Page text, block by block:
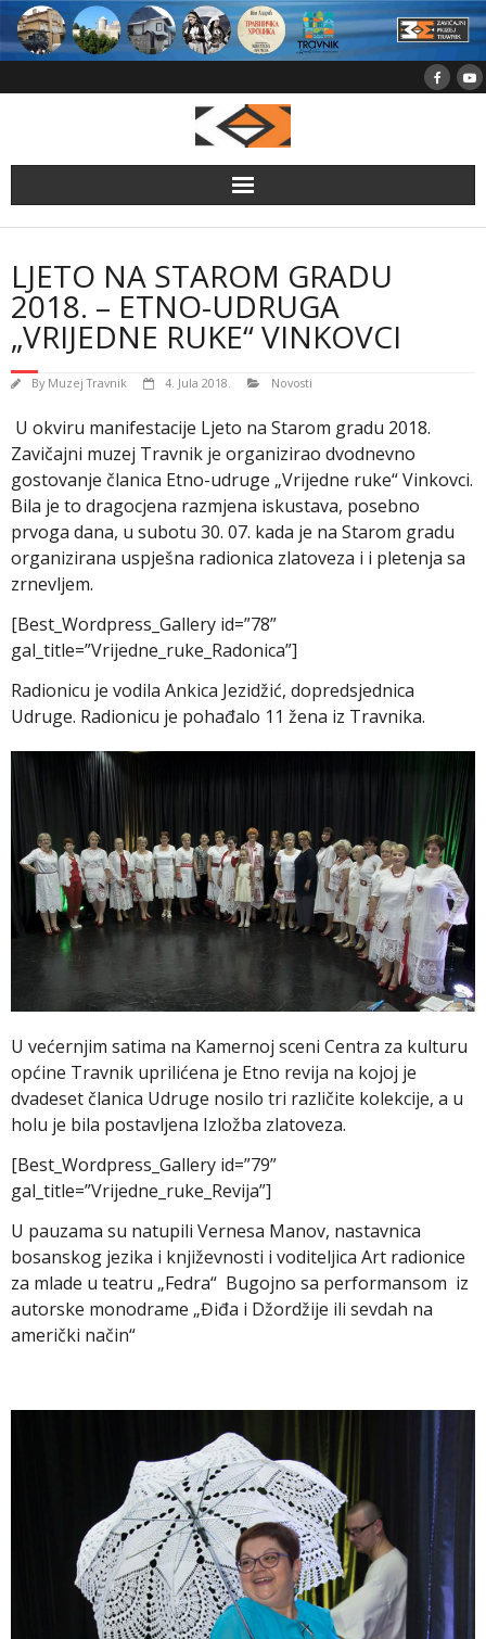
Skip
content
LJETO NA STAROM GRADU
2018. – ETNO-UDRUGA
„VRIJEDNE RUKE“ VINKOVCI
By Muzej Travnik 4. Jula 2018. Novosti
U okviru manifestacije Ljeto na Starom gradu 2018.
Zavičajni muzej Travnik je organizirao dvodnevno
gostovanje članica Etno-udruge „Vrijedne ruke“ Vinkovci.
Bila je to dragocjena razmjena iskustava, posebno
prvoga dana, u subotu 30. 07. kada je na Starom gradu
organizirana uspješna radionica zlatoveza i i pletenja sa
zrnevljem.
[Best_Wordpress_Gallery id=”78”
gal_title=”Vrijedne_ruke_Radonica”]
Radionicu je vodila Ankica Jezidžić, dopredsjednica
Udruge. Radionicu je pohađalo 11 žena iz Travnika.
U većernjim satima na Kamernoj sceni Centra za kulturu
općine Travnik uprilićena je Etno revija na kojoj je
dvadeset članica Udruge nosilo tri različite kolekcije, a u
holu je bila postavljena Izložba zlatoveza.
[Best_Wordpress_Gallery id=”79”
gal_title=”Vrijedne_ruke_Revija”]
U pauzama su natupili Vernesa Manov, nastavnica
bosanskog jezika i književnosti i voditeljica Art radionice
za mlade u teatru „Fedra“ Bugojno sa performansom iz
autorske monodrame „Điđa i Džordžije ili sevdah na
američki način“